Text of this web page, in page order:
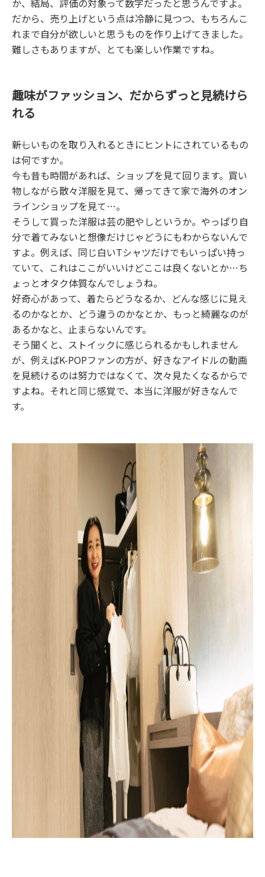
か、結局、評価の対象って数字だったと思うんですよ。
だから、売り上げという点は冷静に見つつ、もちろんこ
れまで自分が欲しいと思うものを作り上げてきました。
難しさもありますが、とても楽しい作業ですね。
趣味がファッション、だからずっと見続けら
れる
――新しいものを取り入れるときにヒントにされているもの
は何ですか。
今も昔も時間があれば、ショップを見て回ります。買い
物しながら散々洋服を見て、帰ってきて家で海外のオン
ラインショップを見て…。
そうして買った洋服は芸の肥やしというか。やっぱり自
分で着てみないと想像だけじゃどうにもわからないんで
すよ。例えば、同じ白いTシャツだけでもいっぱい持っ
ていて、これはここがいいけどここは良くないとか…ち
ょっとオタク体質なんでしょうね。
好奇心があって、着たらどうなるか、どんな感じに見え
るのかなとか、どう違うのかなとか、もっと綺麗なのが
あるかなと、止まらないんです。
そう聞くと、ストイックに感じられるかもしれません
が、例えばK-POPファンの方が、好きなアイドルの動画
を見続けるのは努力ではなくて、次々見たくなるからで
すよね。それと同じ感覚で、本当に洋服が好きなんで
す。